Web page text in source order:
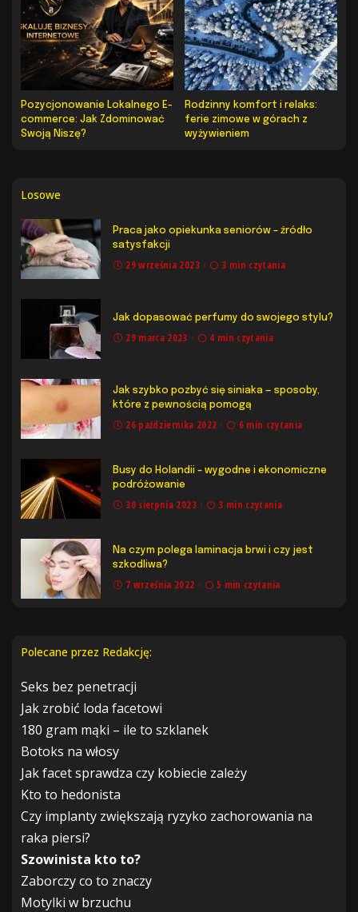
Pozycjonowanie Lokalnego E-
commerce: Jak Zdominować
Swoją Niszę?
Rodzinny komfort i relaks:
ferie zimowe w górach z
wyżywieniem
Losowe
Praca jako opiekunka seniorów – źródło
satysfakcji
29 września 2023 3 min czytania
Jak dopasować perfumy do swojego stylu?
29 marca 2023 4 min czytania
Jak szybko pozbyć się siniaka — sposoby,
które z pewnością pomogą
26 października 2022 6 min czytania
Busy do Holandii – wygodne i ekonomiczne
podróżowanie
30 sierpnia 2023 3 min czytania
Na czym polega laminacja brwi i czy jest
szkodliwa?
7 września 2022 5 min czytania
Polecane przez Redakcję:
Seks bez penetracji
Jak zrobić loda facetowi
180 gram mąki – ile to szklanek
Botoks na włosy
Jak facet sprawdza czy kobiecie zależy
Kto to hedonista
Czy implanty zwiększają ryzyko zachorowania na
raka piersi?
Szowinista kto to?
Zaborczy co to znaczy
Motylki w brzuchu